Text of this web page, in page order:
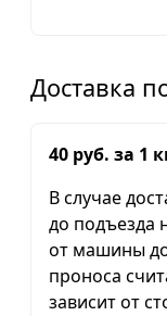
Доставка
40 руб. за 1
В случае
до подъезда
от машины
проноса
зависит от